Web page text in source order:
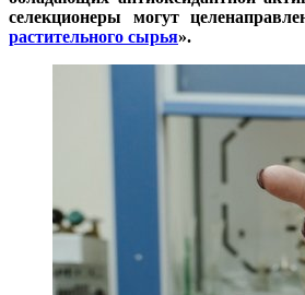
селекционеры могут
растительного сырья».